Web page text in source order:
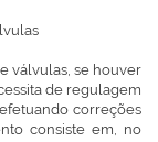
válvulas, se houver
de regulagem
correções
consiste em, no